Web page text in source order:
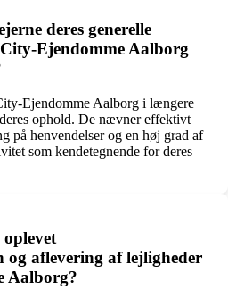
deres generelle
Ejendomme Aalborg
Ejendomme Aalborg i længere
ophold. De nævner effektivt
på henvendelser og en høj grad af
som kendetegnende for deres
og aflevering af lejligheder
Aalborg?